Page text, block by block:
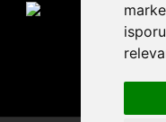
Update cookies